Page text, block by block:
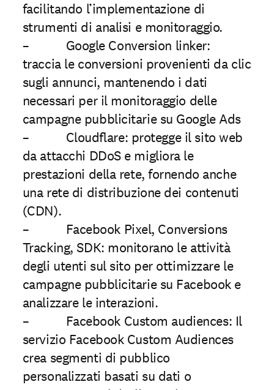
facilitando l’implementazione di
strumenti di analisi e monitoraggio.
– Google Conversion linker:
traccia le conversioni provenienti da clic
sugli annunci, mantenendo i dati
necessari per il monitoraggio delle
campagne pubblicitarie su Google Ads
– Cloudﬂare: protegge il sito web
da attacchi DDoS e migliora le
prestazioni della rete, fornendo anche
una rete di distribuzione dei contenuti
(CDN).
– Facebook Pixel, Conversions
Tracking, SDK: monitorano le attività
degli utenti sul sito per ottimizzare le
campagne pubblicitarie su Facebook e
analizzare le interazioni.
– Facebook Custom audiences: Il
servizio Facebook Custom Audiences
crea segmenti di pubblico
personalizzati basati su dati o